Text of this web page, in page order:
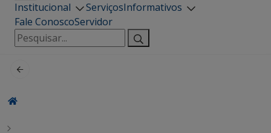
Institucional ServiçosInformativos
Fale ConoscoServidor
Pesquisar
por: